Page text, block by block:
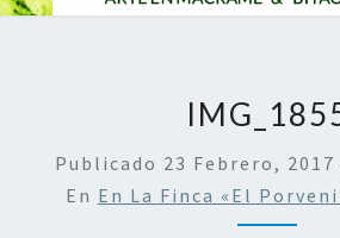
Publicado 23 Febrero, 2017
En En La Finca «El